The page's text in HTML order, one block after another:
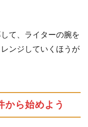
て、ライターの腕を
ンジしていくほうが
から始めよう